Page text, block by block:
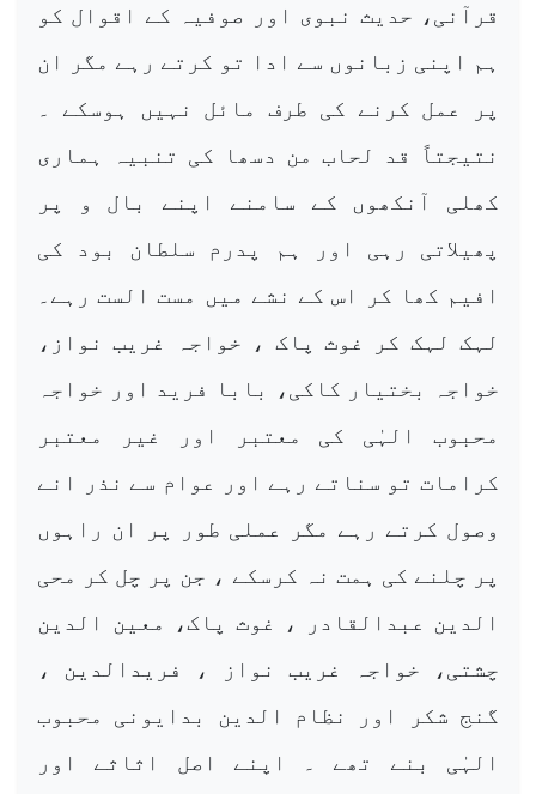
قرآنی، حدیث نبوی اور صوفیہ کے اقوال کو
ہم اپنی زبانوں سے ادا تو کرتے رہے مگر ان
پر عمل کرنے کی طرف مائل نہیں ہوسکے ۔
نتیجتاً قد لحاب من دسھا کی تنبیہ ہماری
کھلی آنکھوں کے سامنے اپنے بال و پر
پھیلاتی رہی اور ہم پدرم سلطان بود کی
افیم کھا کر اس کے نشے میں مست الست رہے۔
لہک لہک کر غوث پاک ، خواجہ غریب نواز،
خواجہ بختیار کاکی، بابا فرید اور خواجہ
محبوب الہٰی کی معتبر اور غیر معتبر
کرامات تو سناتے رہے اور عوام سے نذر انے
وصول کرتے رہے مگر عملی طور پر ان راہوں
پر چلنے کی ہمت نہ کرسکے ، جن پر چل کر محی
الدین عبدالقادر ، غوث پاک، معین الدین
چشتی، خواجہ غریب نواز ، فریدالدین ،
گنج شکر اور نظام الدین بدایونی محبوب
الہٰی بنے تھے ۔ اپنے اصل اثاثے اور